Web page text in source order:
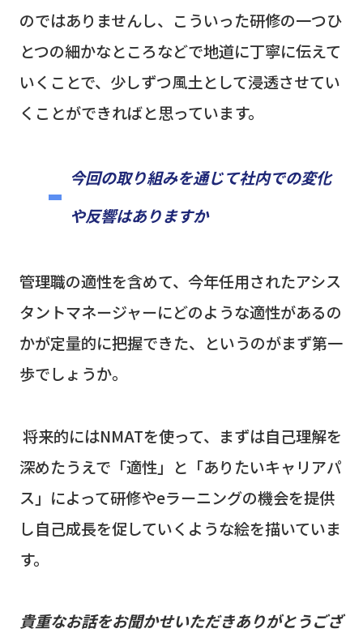
のではありませんし、こういった研修の一つひ
とつの細かなところなどで地道に丁寧に伝えて
いくことで、少しずつ風土として浸透させてい
くことができればと思っています。
今回の取り組みを通じて社内での変化
や反響はありますか
管理職の適性を含めて、今年任用されたアシス
タントマネージャーにどのような適性があるの
かが定量的に把握できた、というのがまず第一
歩でしょうか。
将来的にはNMATを使って、まずは自己理解を
深めたうえで「適性」と「ありたいキャリアパ
ス」によって研修やeラーニングの機会を提供
し自己成長を促していくような絵を描いていま
す。
貴重なお話をお聞かせいただきありがとうござ